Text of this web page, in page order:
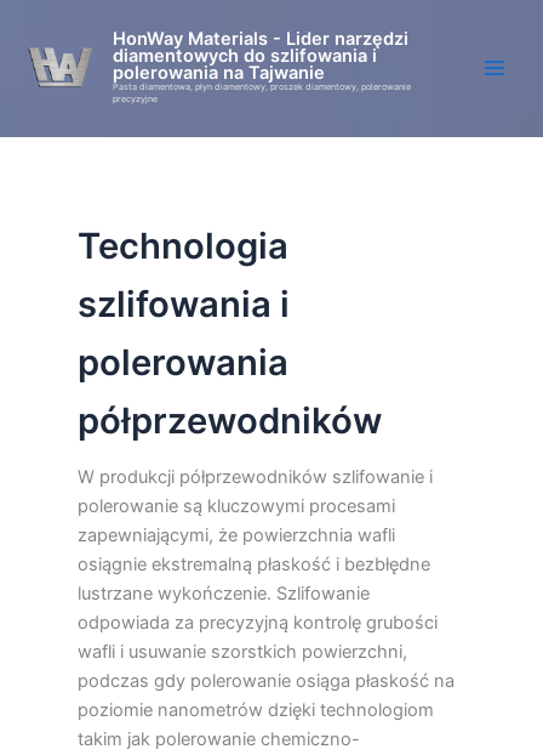
treści
HonWay Materials - Lider narzędzi
diamentowych do szlifowania i
polerowania na Tajwanie
Pasta diamentowa, płyn diamentowy, proszek diamentowy, polerowanie
precyzyjne
Technologia
szlifowania i
polerowania
półprzewodników
W produkcji półprzewodników szlifowanie i
polerowanie są kluczowymi procesami
zapewniającymi, że powierzchnia wafli
osiągnie ekstremalną płaskość i bezbłędne
lustrzane wykończenie. Szlifowanie
odpowiada za precyzyjną kontrolę grubości
wafli i usuwanie szorstkich powierzchni,
podczas gdy polerowanie osiąga płaskość na
poziomie nanometrów dzięki technologiom
takim jak polerowanie chemiczno-